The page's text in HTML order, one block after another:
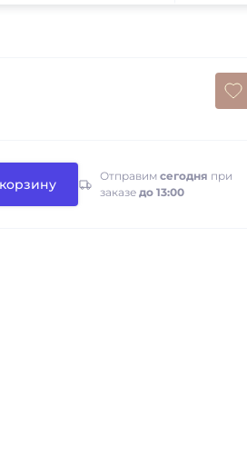
Отправим сегодня при
заказе до 13:00